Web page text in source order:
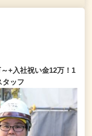
+入社祝い金12万！1
タッフ